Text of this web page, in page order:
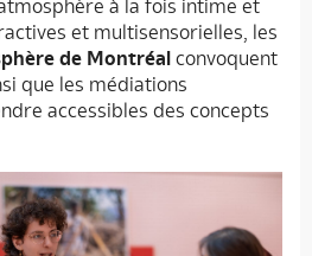
à la fois intime et
et multisensorielles, les
de Montréal convoquent
que les médiations
accessibles des concepts